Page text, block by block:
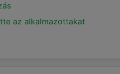
az alkalmazottakat